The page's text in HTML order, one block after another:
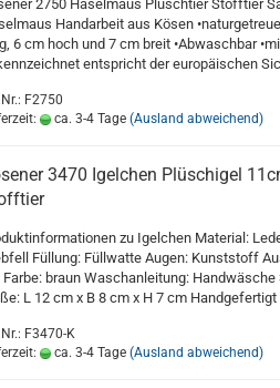
2750 Haselmaus Plüschtier Stofftier
Handarbeit aus Kösen
6 cm hoch und 7 cm breit •Abwaschbar
entspricht der europäischen
F2750
ca. 3-4 Tage (Ausland abweichend)
3470 Igelchen Plüschigel
zu Igelchen Material:
Füllung: Füllwatte Augen: Kunststoff
Farbe: braun Waschanleitung: Handwäsche
L 12 cm x B 8 cm x H 7 cm Handgefertigt
F3470-K
ca. 3-4 Tage (Ausland abweichend)